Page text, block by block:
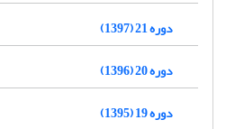
دوره 21 (1397)
دوره 20 (1396)
دوره 19 (1395)